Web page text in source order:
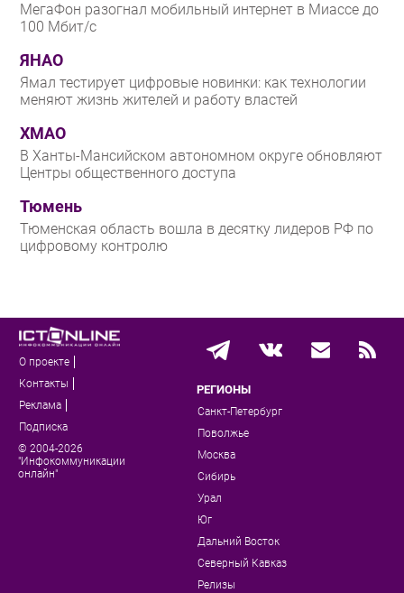
МегаФон разогнал мобильный интернет в Миассе до
100 Мбит/с
ЯНАО
Ямал тестирует цифровые новинки: как технологии
меняют жизнь жителей и работу властей
ХМАО
В Ханты-Мансийском автономном округе обновляют
Центры общественного доступа
Тюмень
Тюменская область вошла в десятку лидеров РФ по
цифровому контролю
О проекте
Контакты
Реклама
Подписка
© 2004-2026
"Инфокоммуникации
онлайн"
РЕГИОНЫ
Санкт-Петербург
Поволжье
Москва
Сибирь
Урал
Юг
Дальний Восток
Северный Кавказ
Релизы